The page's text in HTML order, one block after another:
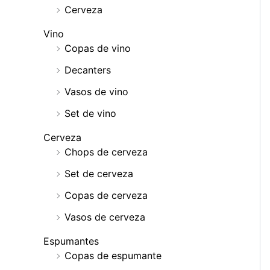
Cerveza
Vino
Copas de vino
Decanters
Vasos de vino
Set de vino
Cerveza
Chops de cerveza
Set de cerveza
Copas de cerveza
Vasos de cerveza
Espumantes
Copas de espumante